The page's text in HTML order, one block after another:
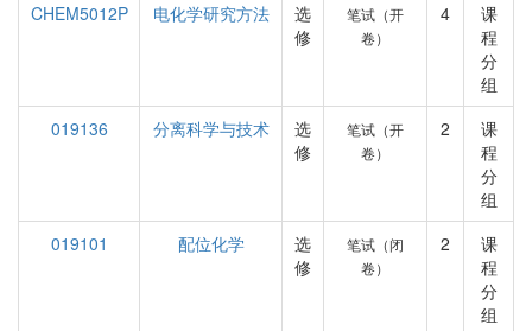
CHEM5012P
电化学研究方法
选
修
笔试（开
卷）
4
课
程
分
组
019136
分离科学与技术
选
修
笔试（开
卷）
2
课
程
分
组
019101
配位化学
选
修
笔试（闭
卷）
2
课
程
分
组